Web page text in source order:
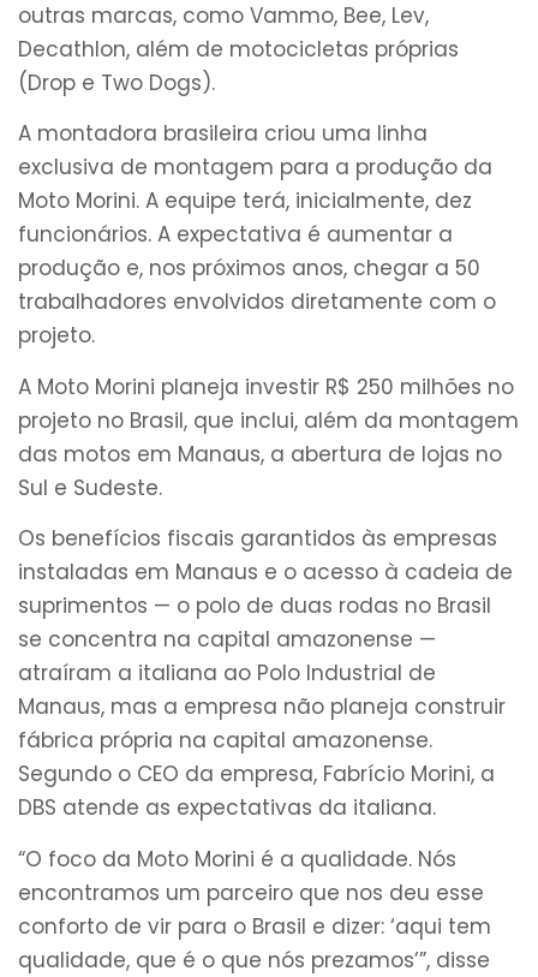
outras marcas, como Vammo, Bee, Lev,
Decathlon, além de motocicletas próprias
(Drop e Two Dogs).
A montadora brasileira criou uma linha
exclusiva de montagem para a produção da
Moto Morini. A equipe terá, inicialmente, dez
funcionários. A expectativa é aumentar a
produção e, nos próximos anos, chegar a 50
trabalhadores envolvidos diretamente com o
projeto.
A Moto Morini planeja investir R$ 250 milhões no
projeto no Brasil, que inclui, além da montagem
das motos em Manaus, a abertura de lojas no
Sul e Sudeste.
Os benefícios fiscais garantidos às empresas
instaladas em Manaus e o acesso à cadeia de
suprimentos — o polo de duas rodas no Brasil
se concentra na capital amazonense —
atraíram a italiana ao Polo Industrial de
Manaus, mas a empresa não planeja construir
fábrica própria na capital amazonense.
Segundo o CEO da empresa, Fabrício Morini, a
DBS atende as expectativas da italiana.
“O foco da Moto Morini é a qualidade. Nós
encontramos um parceiro que nos deu esse
conforto de vir para o Brasil e dizer: ‘aqui tem
qualidade, que é o que nós prezamos’”, disse